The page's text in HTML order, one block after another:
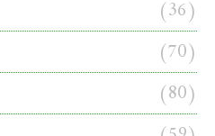
(36)
(70)
(80)